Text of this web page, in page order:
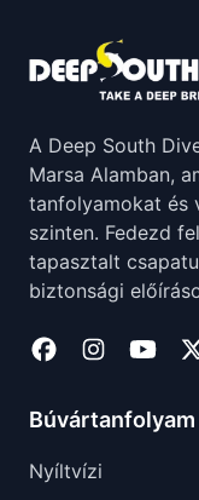
A Deep South
Marsa Alamban,
tanfolyamokat és
szinten. Fedezd
tapasztalt
biztonsági
Búvártanfolyam
Nyíltvízi